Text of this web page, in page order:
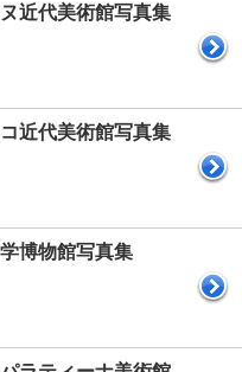
近代美術館写真集
近代美術館写真集
博物館写真集